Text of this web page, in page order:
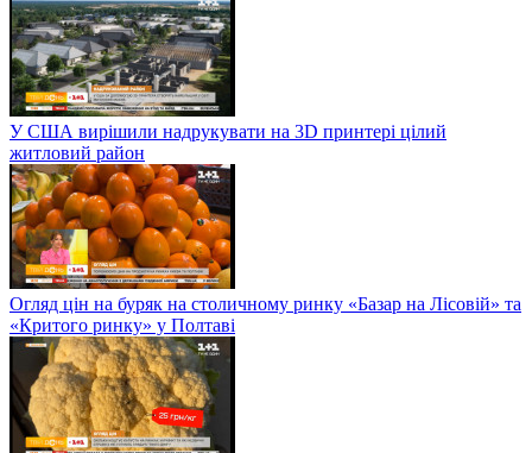
У США вирішили надрукувати на 3D принтері цілий
житловий район
Огляд цін на буряк на столичному ринку «Базар на Лісовій» та
«Критого ринку» у Полтаві